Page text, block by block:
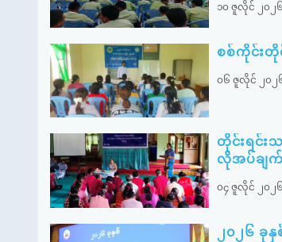
၁၀ ဇူလိုင် ၂၀၂၆
စစ်ကိုင်းတို
၀၆ ဇူလိုင် ၂၀၂
တိုင်းရင်း
လိုအပ်ချက်
၀၄ ဇူလိုင် ၂၀၂၆
၂၀၂၆ ခုနှ